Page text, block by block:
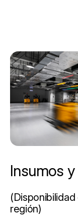
Insumos
región)